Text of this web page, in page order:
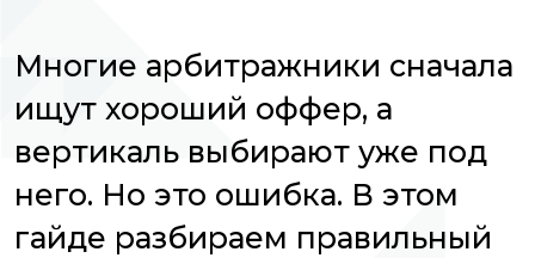
Многие арбитражники сначала
ищут хороший оффер, а
вертикаль выбирают уже под
него. Но это ошибка. В этом
гайде разбираем правильный